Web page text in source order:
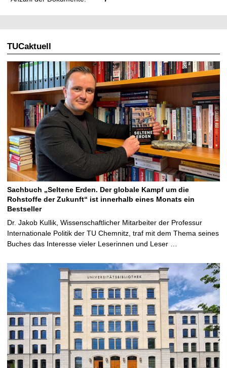
TUCaktuell
Sachbuch „Seltene Erden. Der globale Kampf um die
Rohstoffe der Zukunft“ ist innerhalb eines Monats ein
Bestseller
Dr. Jakob Kullik, Wissenschaftlicher Mitarbeiter der Professur
Internationale Politik der TU Chemnitz, traf mit dem Thema seines
Buches das Interesse vieler Leserinnen und Leser …